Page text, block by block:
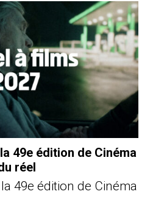
49e édition de Cinéma
réel
49e édition de Cinéma